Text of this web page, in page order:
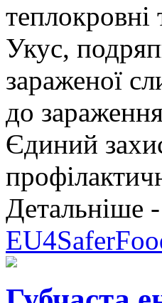
теплокровні
Укус,
зараженої
до
Єдиний
Детальніше